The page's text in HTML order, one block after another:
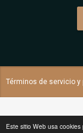
Este sitio Web usa
Términos de servicio y